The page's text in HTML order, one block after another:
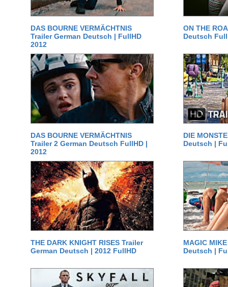
DAS BOURNE VERMÄCHTNIS
Trailer German Deutsch | FullHD
2012
ON THE
Deutsch
DAS BOURNE VERMÄCHTNIS
Trailer 2 German Deutsch FullHD |
2012
DIE
Deutsch |
THE DARK KNIGHT RISES Trailer
German Deutsch | 2012 FullHD
MAGIC
Deutsch |